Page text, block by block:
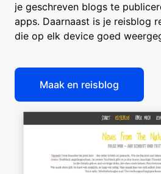
je geschreven blogs te
apps. Daarnaast is je reisblog
die op elk device goed
Maak en reisblog